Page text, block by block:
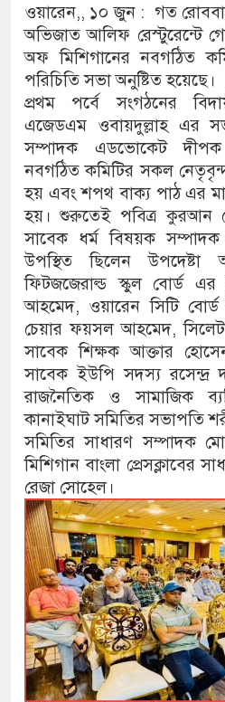
ওয়ারেন,, ১০ জুন : গত
অভিজাত আলিফ রেস্টুরেন্টে
অফ মিশিগানের নবগঠিত
পরিচিতি সভা অনুষ্টিত হয়েছে।
প্রথম পর্বে সংগঠনের
এজেডএম ওবায়দুল্লাহ এর
সম্পাদক এডভোকেট দীপক
নবগঠিত কমিটির সকল
হয় এবং শপথ বাক্য পাঠ এর
হয়। শুরুতেই পবিত্র কুরআন
সাবেক ধর্ম বিষয়ক
উপস্থিত ছিলেন উপদেষ্টা
ফিটজজেরাল্ড স্কুল বোর্ড এর
আহমেদ, ওয়ারেন সিটি
চেয়ার ফয়সল আহমেদ, সিলেট
সাবেক শিক্ষক আক্তার
সাবেক ইউপি সদস্য রসেন্দ্র
রাজনৈতিক ও সামাজিক
কানাইঘাট সমিতির সভাপতি
সমিতির সাধারণ সম্পাদক
মিশিগান বাংলা প্রেসক্লাবের
রেজা সোহেল।